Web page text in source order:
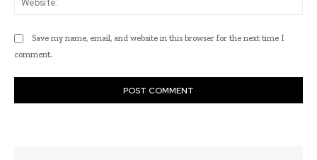
Save my name, email, and website in this browser for the next time I
comment.